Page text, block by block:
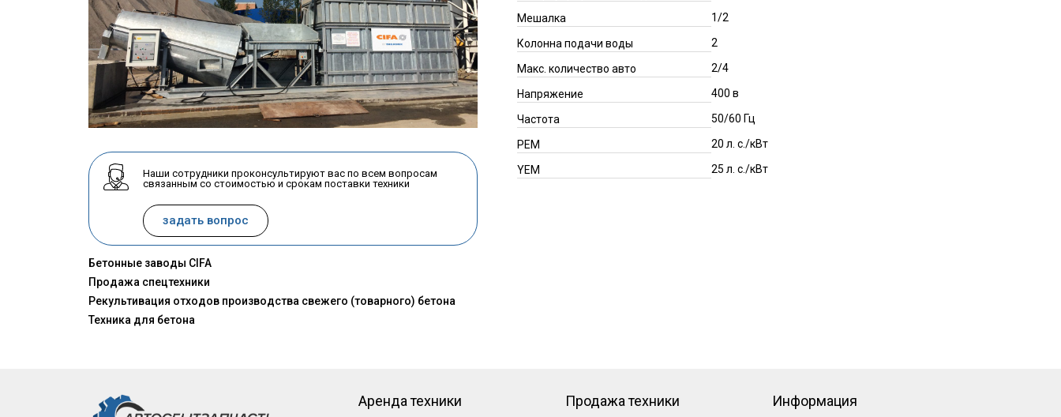
Наши сотрудники проконсультируют вас по всем вопросам
связанным со стоимостью и срокам поставки техники
задать вопрос
Бетонные заводы CIFA
Продажа спецтехники
Рекультивация отходов производства свежего (товарного) бетона
Техника для бетона
Мешалка 1/2
Колонна подачи воды 2
Макс. количество авто 2/4
Напряжение 400 в
Частота 50/60 Гц
PEM 20 л. с./кВт
YEM 25 л. с./кВт
Аренда техники Продажа техники Информация